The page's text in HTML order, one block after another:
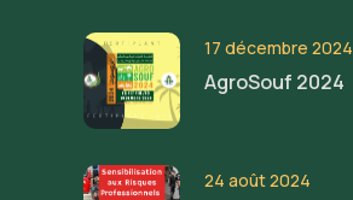
17 décembre 2024
AgroSouf 2024
24 août 2024